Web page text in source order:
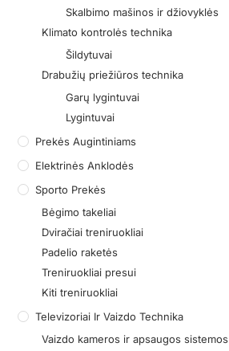
Skalbimo mašinos ir džiovyklės
Klimato kontrolės technika
Šildytuvai
Drabužių priežiūros technika
Garų lygintuvai
Lygintuvai
Prekės Augintiniams
Elektrinės Anklodės
Sporto Prekės
Bėgimo takeliai
Dviračiai treniruokliai
Padelio raketės
Treniruokliai presui
Kiti treniruokliai
Televizoriai Ir Vaizdo Technika
Vaizdo kameros ir apsaugos sistemos